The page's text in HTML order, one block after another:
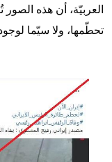
العربيّة، أن هذه الصور
تحطّمها، ولا سيّما
Image